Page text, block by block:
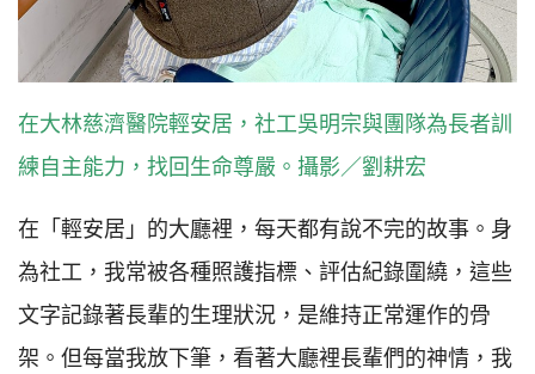
在大林慈濟醫院輕安居，社工吳明宗與團隊為長者訓
練自主能力，找回生命尊嚴。攝影／劉耕宏
在「輕安居」的大廳裡，每天都有說不完的故事。身
為社工，我常被各種照護指標、評估紀錄圍繞，這些
文字記錄著長輩的生理狀況，是維持正常運作的骨
架。但每當我放下筆，看著大廳裡長輩們的神情，我